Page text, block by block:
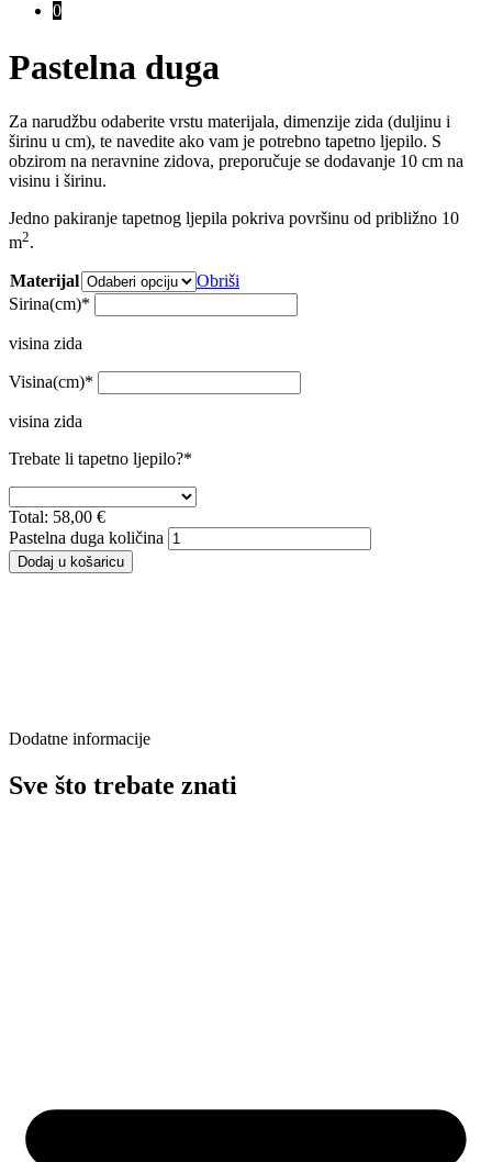
0
Pastelna duga
Za narudžbu odaberite vrstu materijala, dimenzije zida (duljinu i
širinu u cm), te navedite ako vam je potrebno tapetno ljepilo. S
obzirom na neravnine zidova, preporučuje se dodavanje 10 cm na
visinu i širinu.
Jedno pakiranje tapetnog ljepila pokriva površinu od približno 10
m2.
Materijal
Obriši
Sirina(cm)*
visina zida
Visina(cm)*
visina zida
Trebate li tapetno ljepilo?*
Total: 58,00 €
Pastelna duga količina
Dodaj u košaricu
Dodatne informacije
Sve što trebate znati